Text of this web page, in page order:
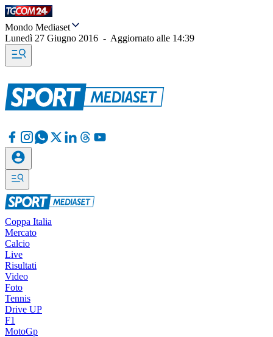
Mondo Mediaset
Lunedì 27 Giugno 2016 - Aggiornato alle 14:39
Coppa Italia
Mercato
Calcio
Live
Risultati
Video
Foto
Tennis
Drive UP
F1
MotoGp